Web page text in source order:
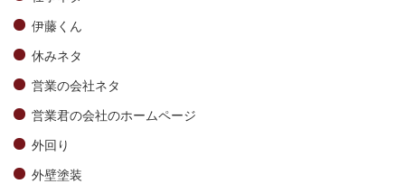
伊藤くん
休みネタ
営業の会社ネタ
営業君の会社のホームページ
外回り
外壁塗装